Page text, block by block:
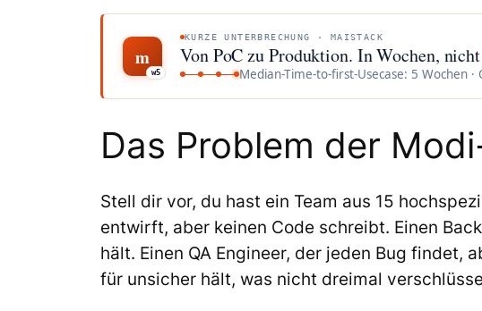
m
w5
KURZE UNTERBRECHUNG · MAISTACK
Von PoC zu Produktion. In Wochen, nicht
Median-Time-to-first-Usecase: 5 Wochen ·
Das Problem der
Stell dir vor, du hast ein Team aus 15
entwirft, aber keinen Code schreibt. Einen
hält. Einen QA Engineer, der jeden Bug findet,
für unsicher hält, was nicht dreimal